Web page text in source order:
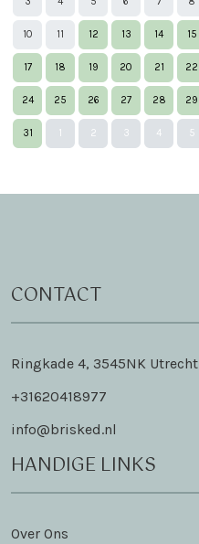
10 11 12 13 14 15
17 18 19 20 21 22
24 25 26 27 28 29
31 2 3 4 5
CONTACT
Ringkade 4, 3545NK Utrecht
+31620418977
info@brisked.nl
HANDIGE LINKS
Over Ons